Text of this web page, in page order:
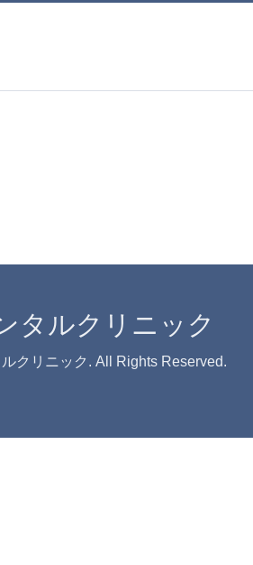
タルクリニック
クリニック . All Rights Reserved.